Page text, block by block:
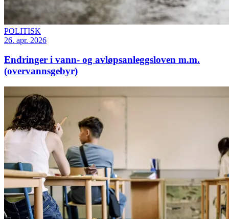
POLITISK
26. apr. 2026
Endringer i vann- og avløpsanleggsloven m.m.
(overvannsgebyr)